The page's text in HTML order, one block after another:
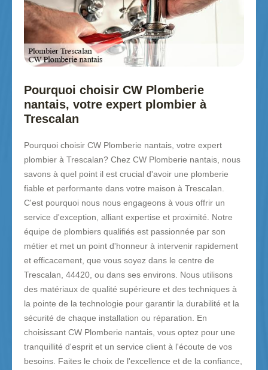
Pourquoi choisir CW Plomberie
nantais, votre expert plombier à
Trescalan
Pourquoi choisir CW Plomberie nantais, votre expert
plombier à Trescalan? Chez CW Plomberie nantais, nous
savons à quel point il est crucial d'avoir une plomberie
fiable et performante dans votre maison à Trescalan.
C'est pourquoi nous nous engageons à vous offrir un
service d'exception, alliant expertise et proximité. Notre
équipe de plombiers qualifiés est passionnée par son
métier et met un point d'honneur à intervenir rapidement
et efficacement, que vous soyez dans le centre de
Trescalan, 44420, ou dans ses environs. Nous utilisons
des matériaux de qualité supérieure et des techniques à
la pointe de la technologie pour garantir la durabilité et la
sécurité de chaque installation ou réparation. En
choisissant CW Plomberie nantais, vous optez pour une
tranquillité d'esprit et un service client à l'écoute de vos
besoins. Faites le choix de l'excellence et de la confiance,